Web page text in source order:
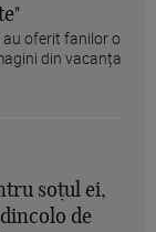
oferit fanilor o
din vacanța
soțul ei,
de